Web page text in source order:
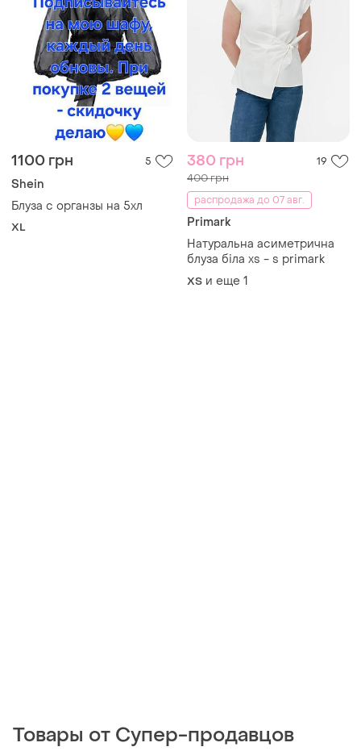
1100 грн 5
Shein
Блуза с органзы на 5хл
XL
380 грн 19
400 грн
распродажа до 07 авг.
Primark
Натуральна асиметрична
блуза біла xs - s primark
ХS и еще 1
Товары от Супер-продавцов